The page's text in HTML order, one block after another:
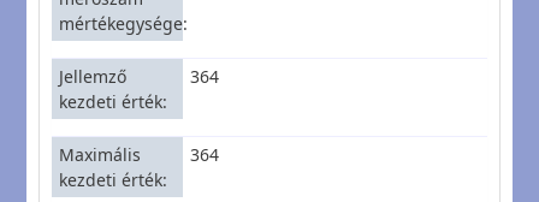
mértékegysége
Jellemző
kezdeti érték
364
Maximális
kezdeti érték
364